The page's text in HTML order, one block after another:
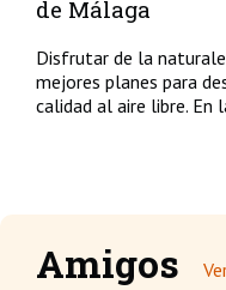
de Málaga
Disfrutar de la
mejores planes para
calidad al aire libre. En
Amigos